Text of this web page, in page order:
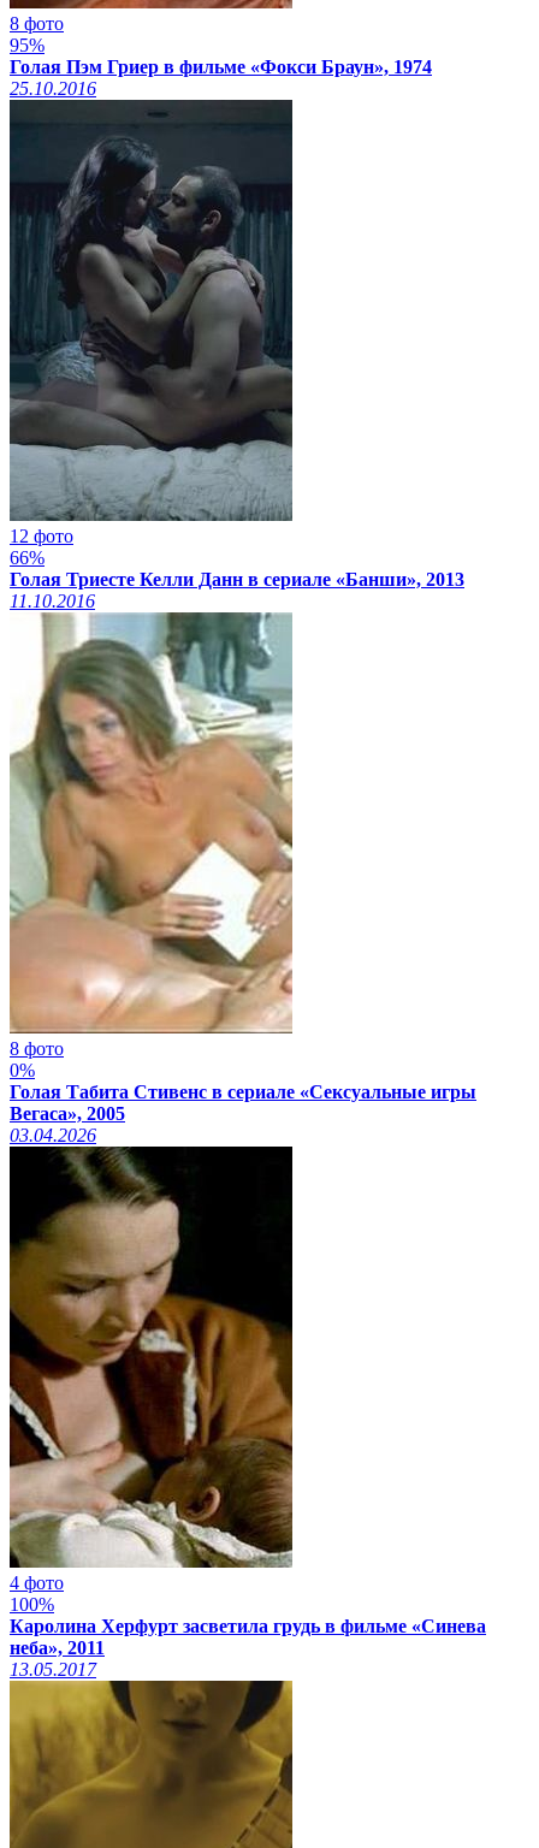
8 фото
95%
Голая Пэм Гриер в фильме «Фокси Браун», 1974
25.10.2016
12 фото
66%
Голая Триесте Келли Данн в сериале «Банши», 2013
11.10.2016
8 фото
0%
Голая Табита Стивенс в сериале «Сексуальные игры
Вегаса», 2005
03.04.2026
4 фото
100%
Каролина Херфурт засветила грудь в фильме «Синева
неба», 2011
13.05.2017